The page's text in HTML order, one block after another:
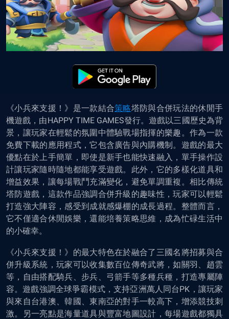
《小兵來支援！》是一款結合策略塔防與合併玩法的休閒手
機遊戲，由HAPPY TIME GAMES發行。遊戲以三國歷史為背
景，讓玩家在輕鬆的氛圍中體驗戰場指揮的樂趣。作為一款
免費下載的應用程式，它包含廣告與內購機制。遊戲的最大
優點在於上手簡單，即使是新手也能快速融入，單手操作設
計讓玩家隨時隨地都能享受遊戲。此外，它的多樣化道具和
增益效果，讓每場戰鬥充滿變化，避免單調重複。相比傳統
塔防遊戲，這款作品強調合併升級的趣味性，玩家可以輕鬆
打造強大陣容，感受到成就感爆棚的成長過程。整體而言，
它不僅適合休閒娛樂，還能培養策略思維，成為忙碌生活中
的小確幸。
《小兵來支援！》的最大特色在於融合了三國名將招募與合
併升級系統，玩家可以收集數百位傳奇武將，如關羽、趙雲
等，自由搭配騎兵、步兵、弓箭手等多種兵種，打造專屬陣
容。遊戲強調全球爭霸模式，支持亞洲萬人同台PK，讓玩家
與來自台港澳、韓國、東南亞的對手一較高下，增添競技刺
激。另一亮點是海量道具與豐富地圖設計，每場遊戲都獨具